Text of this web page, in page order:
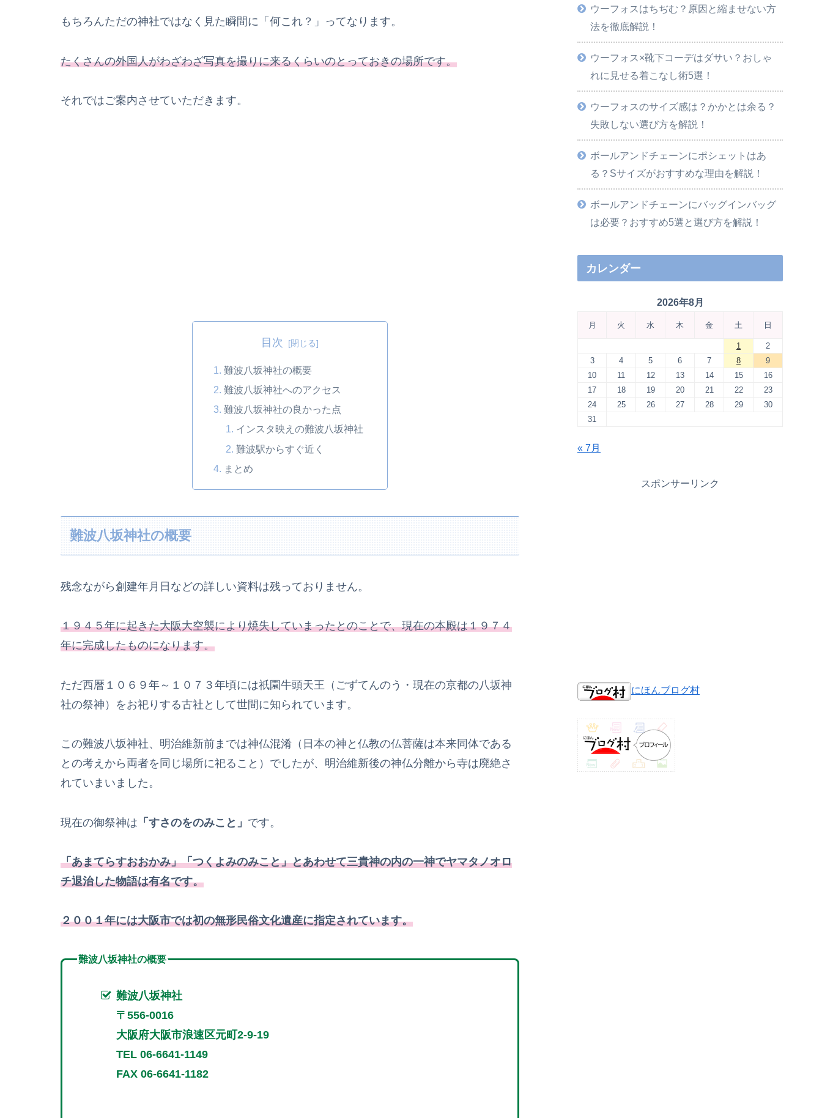
もちろんただの神社ではなく見た瞬間に「何これ？」ってなります。
たくさんの外国人がわざわざ写真を撮りに来るくらいのとっておきの場所です。
それではご案内させていただきます。
目次
難波八坂神社の概要
難波八坂神社へのアクセス
難波八坂神社の良かった点
インスタ映えの難波八坂神社
難波駅からすぐ近く
まとめ
難波八坂神社の概要
残念ながら創建年月日などの詳しい資料は残っておりません。
１９４５年に起きた大阪大空襲により焼失していまったとのことで、現在の本殿は１９７４
年に完成したものになります。
ただ西暦１０６９年～１０７３年頃には祇園牛頭天王（ごずてんのう・現在の京都の八坂神
社の祭神）をお祀りする古社として世間に知られています。
この難波八坂神社、明治維新前までは神仏混淆（日本の神と仏教の仏菩薩は本来同体である
との考えから両者を同じ場所に祀ること）でしたが、明治維新後の神仏分離から寺は廃絶さ
れていまいました。
現在の御祭神は 「すさのをのみこと」 です。
「あまてらすおおかみ」「つくよみのみこと」とあわせて三貴神の内の一神でヤマタノオロ
チ退治した物語は有名です。
２００１年には大阪市では初の無形民俗文化遺産に指定されています。
難波八坂神社の概要
難波八坂神社
〒556-0016
大阪府大阪市浪速区元町2-9-19
TEL 06-6641-1149
FAX 06-6641-1182
ウーフォスはちぢむ？原因と縮ませない方
法を徹底解説！
ウーフォス×靴下コーデはダサい？おしゃ
れに見せる着こなし術5選！
ウーフォスのサイズ感は？かかとは余る？
失敗しない選び方を解説！
ボールアンドチェーンにポシェットはあ
る？Sサイズがおすすめな理由を解説！
ボールアンドチェーンにバッグインバッグ
は必要？おすすめ5選と選び方を解説！
カレンダー
2026年8月
月 火 水 木 金 土 日
1
2
3
4 5 6 7 8
9
10
11 12 13 14 15
16
17
18 19 20 21 22
23
24
25 26 27 28 29
30
31
« 7月
スポンサーリンク
にほんブログ村